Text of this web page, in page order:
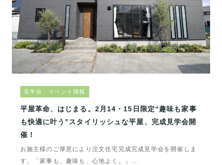
見学会・イベント情報
平屋革命、はじまる。2月14・15日限定“趣味も家事
も快適に叶う”スタイリッシュな平屋、完成見学会開
催！
お施主様のご厚意により注文住宅完成完成見学会を開催しま
す。「家事も、趣味も、心地よく。」…